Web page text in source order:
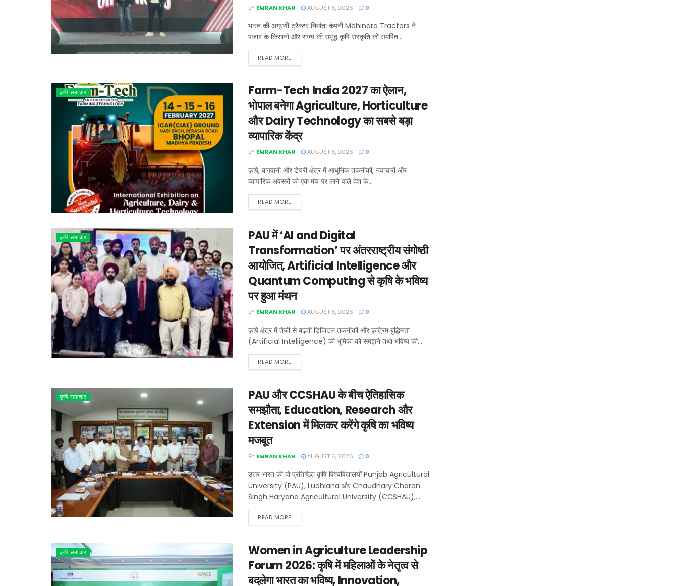
BY EMRAN KHAN AUGUST 6, 2026 0
भारत की अग्रणी ट्रैक्टर निर्माता कंपनी Mahindra Tractors ने
पंजाब के किसानों और राज्य की समृद्ध कृषि संस्कृति को समर्पित...
READ MORE
कृषि समाचार
Farm-Tech India 2027 का ऐलान,
भोपाल बनेगा Agriculture, Horticulture
और Dairy Technology का सबसे बड़ा
व्यापारिक केंद्र
BY EMRAN KHAN AUGUST 6, 2026 0
कृषि, बागवानी और डेयरी क्षेत्र में आधुनिक तकनीकों, नवाचारों और
व्यापारिक अवसरों को एक मंच पर लाने वाले देश के...
READ MORE
कृषि समाचार
PAU में ‘AI and Digital
Transformation’ पर अंतरराष्ट्रीय संगोष्ठी
आयोजित, Artificial Intelligence और
Quantum Computing से कृषि के भविष्य
पर हुआ मंथन
BY EMRAN KHAN AUGUST 6, 2026 0
कृषि क्षेत्र में तेजी से बढ़ती डिजिटल तकनीकों और कृत्रिम बुद्धिमत्ता
(Artificial Intelligence) की भूमिका को समझने तथा भविष्य की...
READ MORE
कृषि समाचार
PAU और CCSHAU के बीच ऐतिहासिक
समझौता, Education, Research और
Extension में मिलकर करेंगे कृषि का भविष्य
मजबूत
BY EMRAN KHAN AUGUST 6, 2026 0
उत्तर भारत की दो प्रतिष्ठित कृषि विश्वविद्यालयों Punjab Agricultural
University (PAU), Ludhiana और Chaudhary Charan
Singh Haryana Agricultural University (CCSHAU),...
READ MORE
कृषि समाचार
Women in Agriculture Leadership
Forum 2026: कृषि में महिलाओं के नेतृत्व से
बदलेगा भारत का भविष्य, Innovation,